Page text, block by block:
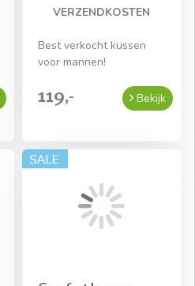
VERZENDKOSTEN
Best verkocht kussen
voor mannen!
119,- Bekijk